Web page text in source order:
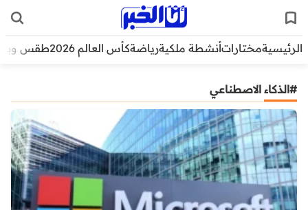
الرئيسيةمختاراتأنشطة ملكيةرياضةكأس العالم 2026 طقس
#الذكاء الاصطناعي